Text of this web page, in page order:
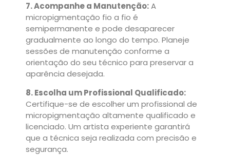
7. Acompanhe a Manutenção:A
micropigmentação fio a fio é
semipermanente e pode desaparecer
gradualmente ao longo do tempo. Planeje
sessões de manutenção conforme a
orientação do seu técnico para preservar a
aparência desejada.
8. Escolha um Profissional Qualificado:
Certifique-se de escolher um profissional de
micropigmentação altamente qualificado e
licenciado. Um artista experiente garantirá
que a técnica seja realizada com precisão e
segurança.